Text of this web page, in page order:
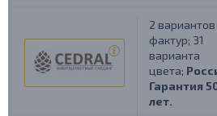
2 вариантов
фактур; 31
варианта
цвета;
Гарантия
лет.